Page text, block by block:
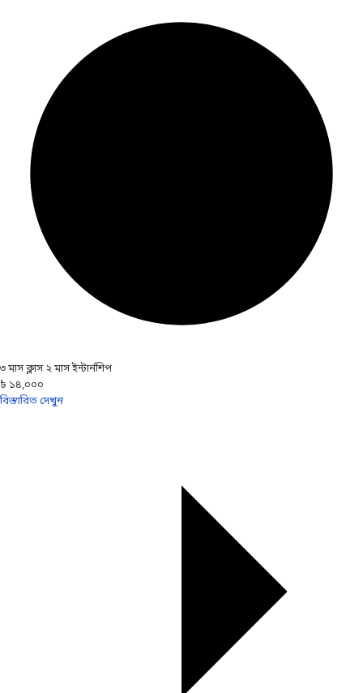
৩ মাস ক্লাস ২ মাস ইন্টার্নশিপ
৳ ১৪,০০০
বিস্তারিত দেখুন